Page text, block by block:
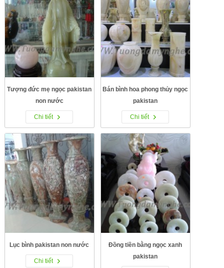
Tượng đức mẹ ngọc pakistan
non nước
Chi tiết
Bán bình hoa phong thủy ngọc
pakistan
Chi tiết
Lục bình pakistan non nước
Chi tiết
Đồng tiền bằng ngọc xanh
pakistan